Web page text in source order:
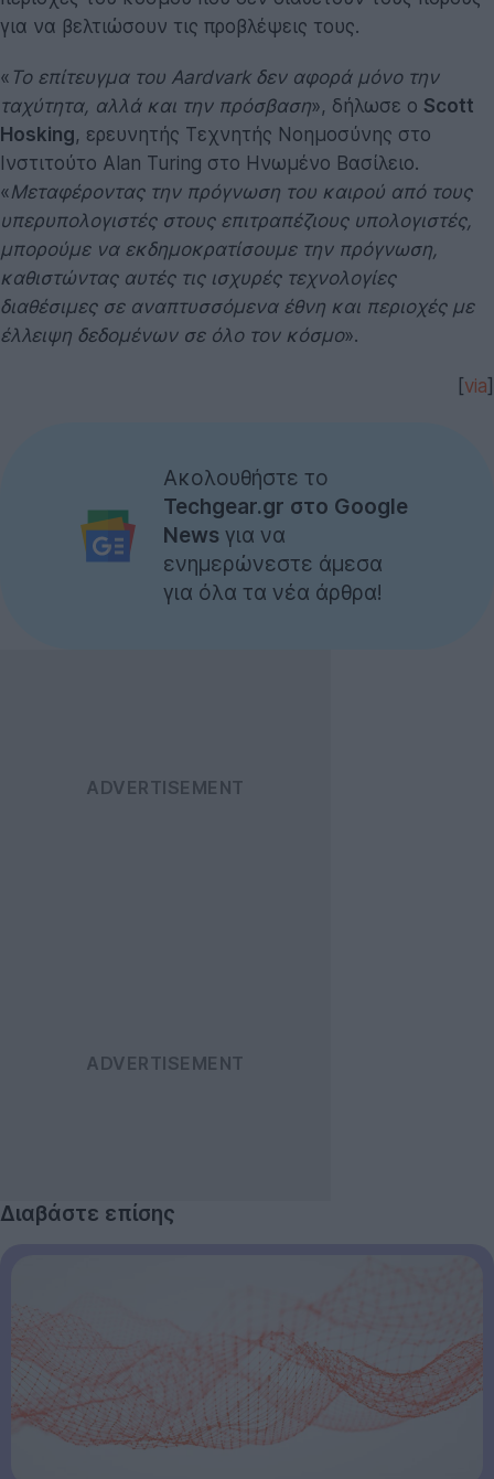
για να βελτιώσουν τις προβλέψεις τους.
« Το επίτευγμα του Aardvark δεν αφορά μόνο την
ταχύτητα, αλλά και την πρόσβαση», δήλωσε ο Scott
Hosking, ερευνητής Τεχνητής Νοημοσύνης στο
Ινστιτούτο Alan Turing στο Ηνωμένο Βασίλειο.
«Μεταφέροντας την πρόγνωση του καιρού από τους
υπερυπολογιστές στους επιτραπέζιους υπολογιστές,
μπορούμε να εκδημοκρατίσουμε την πρόγνωση,
καθιστώντας αυτές τις ισχυρές τεχνολογίες
διαθέσιμες σε αναπτυσσόμενα έθνη και περιοχές με
έλλειψη δεδομένων σε όλο τον κόσμο».
[via]
Ακολουθήστε το
Techgear.gr στο Google
News για να
ενημερώνεστε άμεσα
για όλα τα νέα άρθρα!
Διαβάστε επίσης